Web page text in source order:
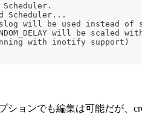
Scheduler...
will be used instead
will be scaled
with inotify support)
ションでも編集は可能だが